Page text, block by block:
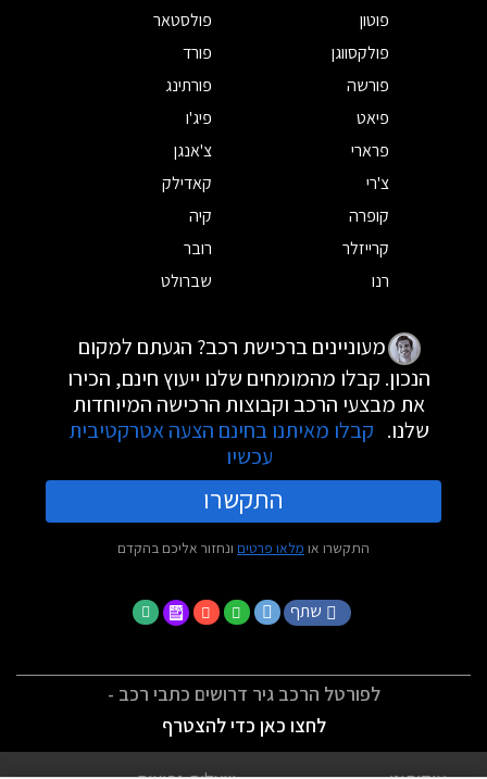
פוטון
פולסטאר
פולקסווגן
פורד
פורשה
פורתינג
פיאט
פיג'ו
פרארי
צ'אנגן
צ'רי
קאדילק
קופרה
קיה
קרייזלר
רובר
רנו
שברולט
מעוניינים ברכישת רכב? הגעתם למקום
הנכון. קבלו מהמומחים שלנו ייעוץ חינם, הכירו
את מבצעי הרכב וקבוצות הרכישה המיוחדות
שלנו. קבלו מאיתנו בחינם הצעה אטרקטיבית
עכשיו
התקשרו
התקשרו או מלאו פרטים ונחזור אליכם בהקדם
שתף
לפורטל הרכב גיר דרושים כתבי רכב -
לחצו כאן כדי להצטרף